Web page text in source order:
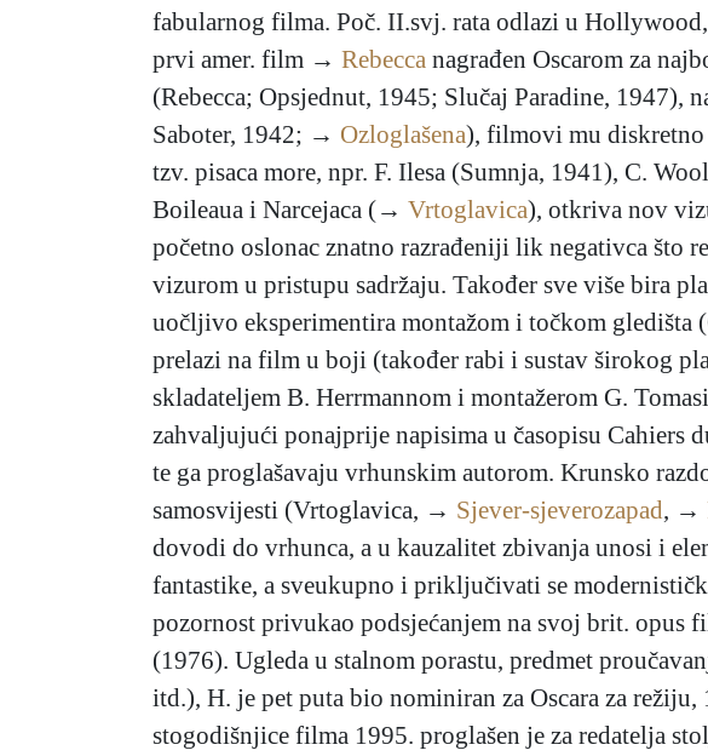
fabularnog filma. Poč. II.svj. rata odlazi u
prvi amer. film → Rebecca nagrađen Oscarom za
(Rebecca; Opsjednut, 1945; Slučaj Paradine,
Saboter, 1942; → Ozloglašena), filmovi mu
tzv. pisaca more, npr. F. Ilesa (Sumnja, 1941), C.
Boileaua i Narcejaca (→ Vrtoglavica), otkriva nov
početno oslonac znatno razrađeniji lik negativca što
vizurom u pristupu sadržaju. Također sve više bira
uočljivo eksperimentira montažom i točkom gledišta
prelazi na film u boji (također rabi i sustav širokog
skladateljem B. Herrmannom i montažerom G.
zahvaljujući ponajprije napisima u časopisu
te ga proglašavaju vrhunskim autorom. Krunsko
samosvijesti (Vrtoglavica, → Sjever-sjeverozapad, →
dovodi do vrhunca, a u kauzalitet zbivanja unosi i
fantastike, a sveukupno i priključivati se
pozornost privukao podsjećanjem na svoj brit.
(1976). Ugleda u stalnom porastu, predmet
itd.), H. je pet puta bio nominiran za Oscara za
stogodišnjice filma 1995. proglašen je za redatelja